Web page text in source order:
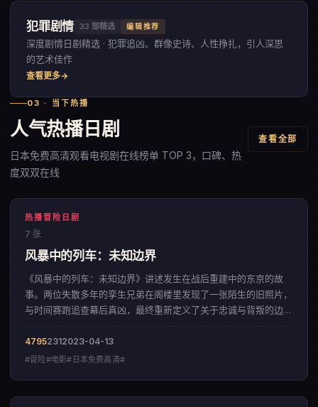
犯罪剧情 33 部精选 编辑推荐
深度剧情日剧精选 · 犯罪追凶、群像史诗、人性挣扎，引人深思
的艺术佳作
查看更多
03 · 当下热播
人气热播日剧
日本免费高清观看电视剧在线榜单 TOP 3，口碑、热
度双双在线
查看全部
热播冒险日剧
7 张
风暴中的列车：未知边界
《风暴中的列车：未知边界》讲述发生在战后重建中的东京的故
事。两位失散多年的孪生兄弟在阁楼里发现了一张陌生的旧照片，
与时间赛跑追查幕后真凶，最终重新定义了关于忠诚与背叛的边
作。
47952312023-04-13
#冒险#电影#日本免费高清#